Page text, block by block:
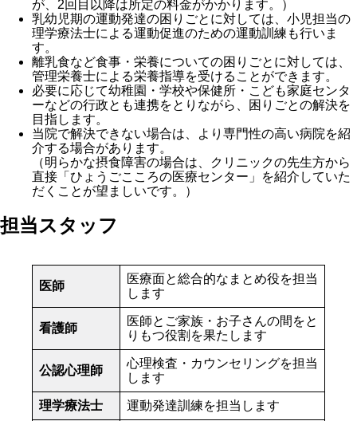
が、2回目以降は所定の料金がかかります。）
乳幼児期の運動発達の困りごとに対しては、小児担当の
理学療法士による運動促進のための運動訓練も行いま
す。
離乳食など食事・栄養についての困りごとに対しては、
管理栄養士による栄養指導を受けることができます。
必要に応じて幼稚園・学校や保健所・こども家庭センタ
ーなどの行政とも連携をとりながら、困りごとの解決を
目指します。
当院で解決できない場合は、より専門性の高い病院を紹
介する場合があります。
（明らかな摂食障害の場合は、クリニックの先生方から
直接「ひょうごこころの医療センター」を紹介していた
だくことが望ましいです。）
担当スタッフ
医師
医療面と総合的なまとめ役を担当
します
看護師
医師とご家族・お子さんの間をと
りもつ役割を果たします
公認心理師
心理検査・カウンセリングを担当
します
理学療法士 運動発達訓練を担当します